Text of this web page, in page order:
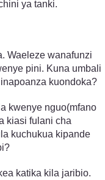
ya tanki.
Waeleze wanafunzi
pini. Kuna umbali
kuondoka?
kwenye nguo(mfano
kiasi fulani cha
kuchukua kipande
katika kila jaribio.